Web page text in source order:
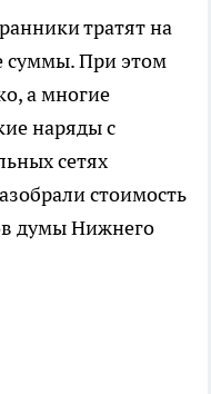
тратят на
суммы. При этом
а многие
наряды с
сетях
стоимость
думы Нижнего